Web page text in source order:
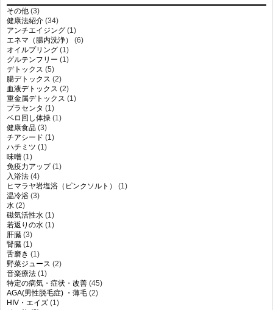
その他 (3)
健康法紹介 (34)
アンチエイジング (1)
エネマ（腸内洗浄）
(6)
オイルプリング (1)
グルテンフリー (1)
デトックス (5)
腸デトックス (2)
血液デトックス (2)
重金属デトックス (1)
プラセンタ (1)
ベロ回し体操 (1)
健康食品 (3)
チアシード (1)
ハチミツ (1)
味噌 (1)
免疫力アップ(1)
入浴法 (4)
ヒマラヤ岩塩浴（ピンクソルト）
(1)
温冷浴 (3)
水 (2)
磁気活性水 (1)
若返りの水 (1)
肝臓 (3)
腎臓 (1)
舌磨き (1)
野菜ジュース (2)
音楽療法 (1)
特定の病気・症状・改善 (45)
AGA(男性脱毛症) ・薄毛 (2)
HIV・エイズ (1)